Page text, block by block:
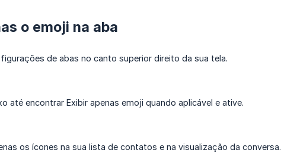
o emoji na aba
de abas no canto superior direito da sua tela.
até encontrar Exibir apenas emoji quando aplicável e ative.
os ícones na sua lista de contatos e na visualização da conversa.